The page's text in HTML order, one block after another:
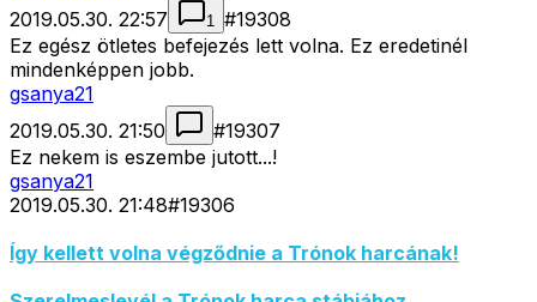
2019.05.30. 22:57
1 #19308
Ez egész ötletes befejezés lett volna. Ez eredetinél
mindenképpen jobb.
gsanya21
2019.05.30. 21:50
#19307
Ez nekem is eszembe jutott...!
gsanya21
2019.05.30. 21:48#19306
Így kellett volna végződnie a Trónok harcának!